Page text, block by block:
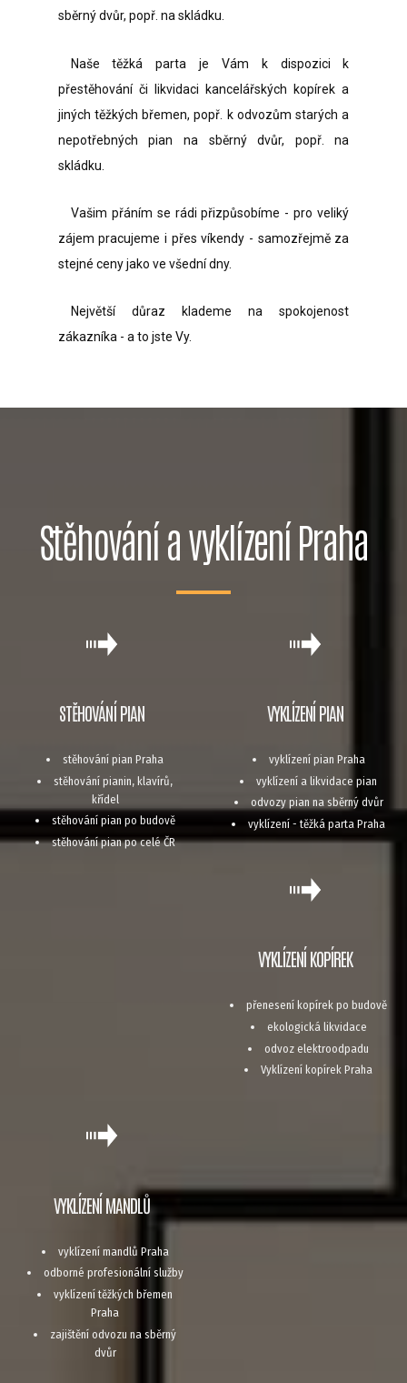
sběrný dvůr, popř. na skládku.
Naše těžká parta je Vám k dispozici k
přestěhování či likvidaci kancelářských kopírek a
jiných těžkých břemen, popř. k odvozům starých a
nepotřebných pian na sběrný dvůr, popř. na
skládku.
Vašim přáním se rádi přizpůsobíme - pro veliký
zájem pracujeme i přes víkendy - samozřejmě za
stejné ceny jako ve všední dny.
Největší důraz klademe na spokojenost
zákazníka - a to jste Vy.
Stěhování a vyklízení Praha
STĚHOVÁNÍ PIAN
stěhování pian Praha
stěhování pianin, klavírů,
křídel
stěhování pian po budově
stěhování pian po celé ČR
VYKLÍZENÍ PIAN
vyklízení pian Praha
vyklízení a likvidace pian
odvozy pian na sběrný dvůr
vyklízení - těžká parta Praha
VYKLÍZENÍ KOPÍREK
přenesení kopírek po budově
ekologická likvidace
odvoz elektroodpadu
Vyklízení kopírek Praha
VYKLÍZENÍ MANDLŮ
vyklízení mandlů Praha
odborné profesionální služby
vyklízení těžkých břemen
Praha
zajištění odvozu na sběrný
dvůr